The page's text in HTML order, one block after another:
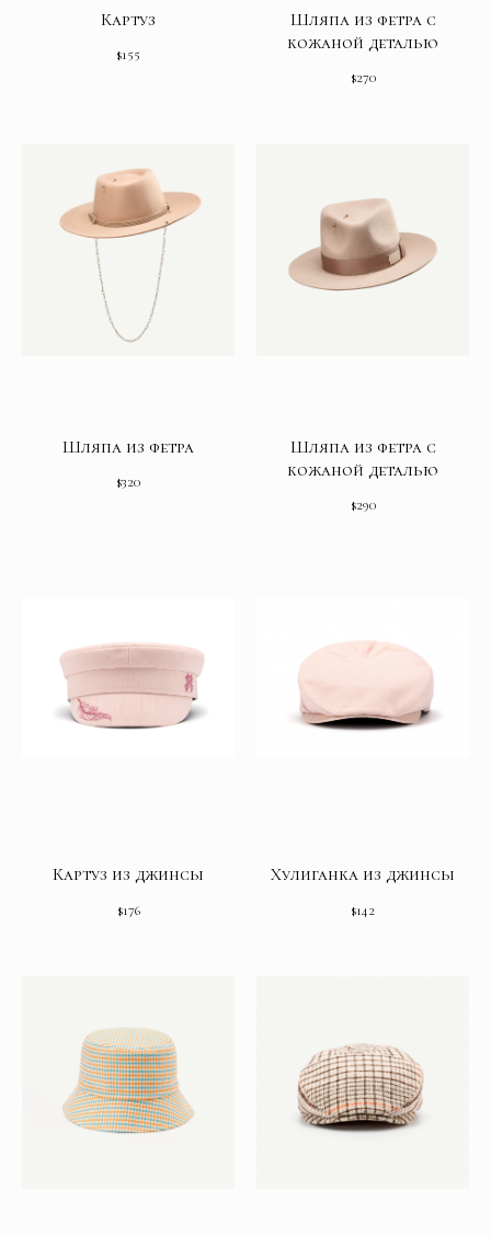
Картуз
$155
Шляпа из фетра с
кожаной деталью
$270
Шляпа из фетра
$320
Шляпа из фетра с
кожаной деталью
$290
Картуз из джинсы
$176
Хулиганка из джинсы
$142